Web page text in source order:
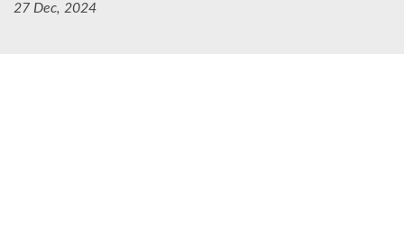
27 Dec, 2024